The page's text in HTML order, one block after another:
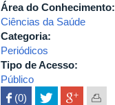
Área do Conhecimento:
Ciências da Saúde
Categoria:
Periódicos
Tipo de Acesso:
Público
 (0)